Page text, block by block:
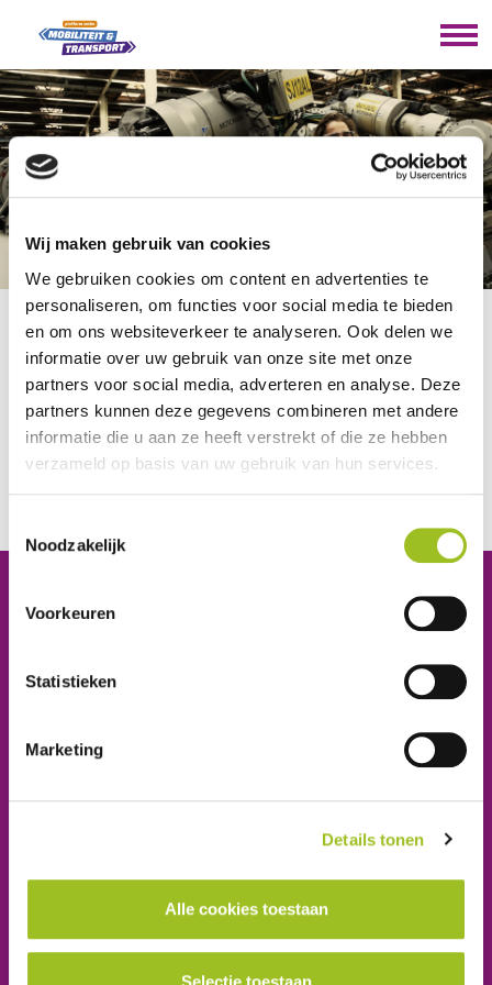
Wij maken gebruik van cookies
We gebruiken cookies om content en advertenties te
personaliseren, om functies voor social media te bieden
en om ons websiteverkeer te analyseren. Ook delen we
informatie over uw gebruik van onze site met onze
partners voor social media, adverteren en analyse. Deze
partners kunnen deze gegevens combineren met andere
informatie die u aan ze heeft verstrekt of die ze hebben
verzameld op basis van uw gebruik van hun services.
Noodzakelijk
Voorkeuren
Statistieken
Marketing
Details tonen
Alle cookies toestaan
Selectie toestaan
GLOBE
COLLEGE
U bevindt zich hier:Home/ Overzicht scholen/ Globe
College
GLOBE COLLEGE
Utrecht
Platform Mobiliteit en Transport